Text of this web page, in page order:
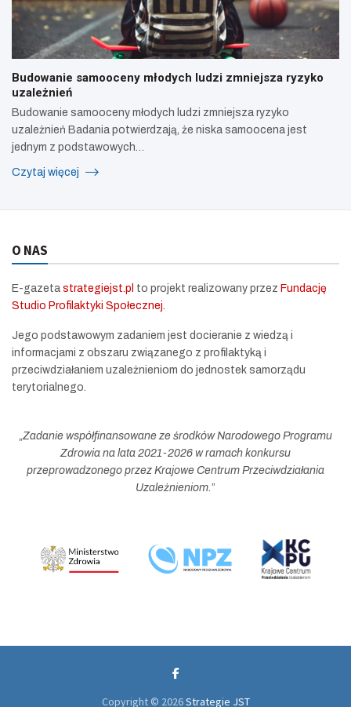
Budowanie samooceny młodych ludzi zmniejsza ryzyko
uzależnień
Budowanie samooceny młodych ludzi zmniejsza ryzyko
uzależnień Badania potwierdzają, że niska samoocena jest
jednym z podstawowych…
Czytaj więcej
O NAS
E-gazeta strategiejst.pl to projekt realizowany przez Fundację
Studio Profilaktyki Społecznej
Jego podstawowym zadaniem jest docieranie z wiedzą i
informacjami z obszaru związanego z profilaktyką i
przeciwdziałaniem uzależnieniom do jednostek samorządu
terytorialnego.
Zadanie współfinansowane ze środków Narodowego Programu
Zdrowia na lata 2021-2026 w ramach konkursu
przeprowadzonego przez Krajowe Centrum Przeciwdziałania
Uzależnieniom. ”
Copyright © 2026Strategie JST